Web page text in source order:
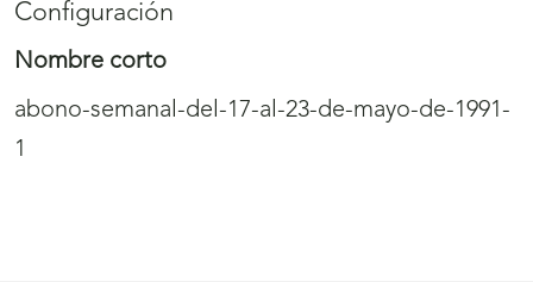
Configuración
Nombre corto
abono-semanal-del-17-al-23-de-mayo-de-1991-
1